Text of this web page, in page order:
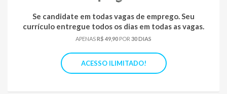
Se candidate em todas vagas de emprego. Seu
currículo entregue todos os dias em todas as vagas.
APENASR$ 49,90 POR 30 DIAS
ACESSO ILIMITADO!